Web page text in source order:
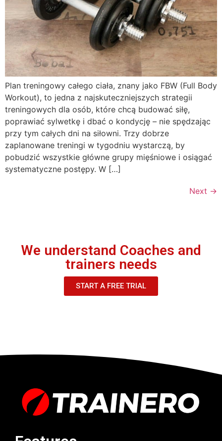
Plan treningowy całego ciała, znany jako FBW (Full Body
Workout), to jedna z najskuteczniejszych strategii
treningowych dla osób, które chcą budować siłę,
poprawiać sylwetkę i dbać o kondycję – nie spędzając
przy tym całych dni na siłowni. Trzy dobrze
zaplanowane treningi w tygodniu wystarczą, by
pobudzić wszystkie główne grupy mięśniowe i osiągać
systematyczne postępy. W […]
Next →
We understand Coaches and
trainers needs
START A FREE TRIAL